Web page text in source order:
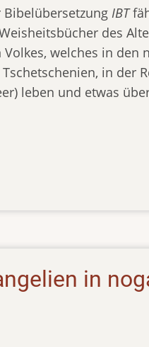
IBT
des
welches in den
in der
leben und etwas
in